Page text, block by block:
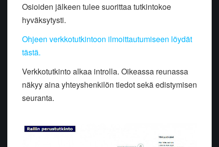
Osioiden jälkeen tulee suorittaa tutkintokoe
hyväksytysti.
Ohjeen verkkotutkintoon ilmoittautumiseen löydät
tästä.
Verkkotutkinto alkaa introlla. Oikeassa reunassa
näkyy aina yhteyshenkilön tiedot sekä edistymisen
seuranta.